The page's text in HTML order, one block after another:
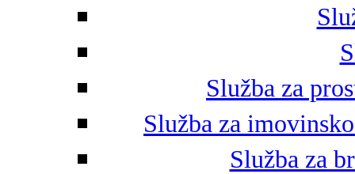
Služba za
Služba za
Služba za